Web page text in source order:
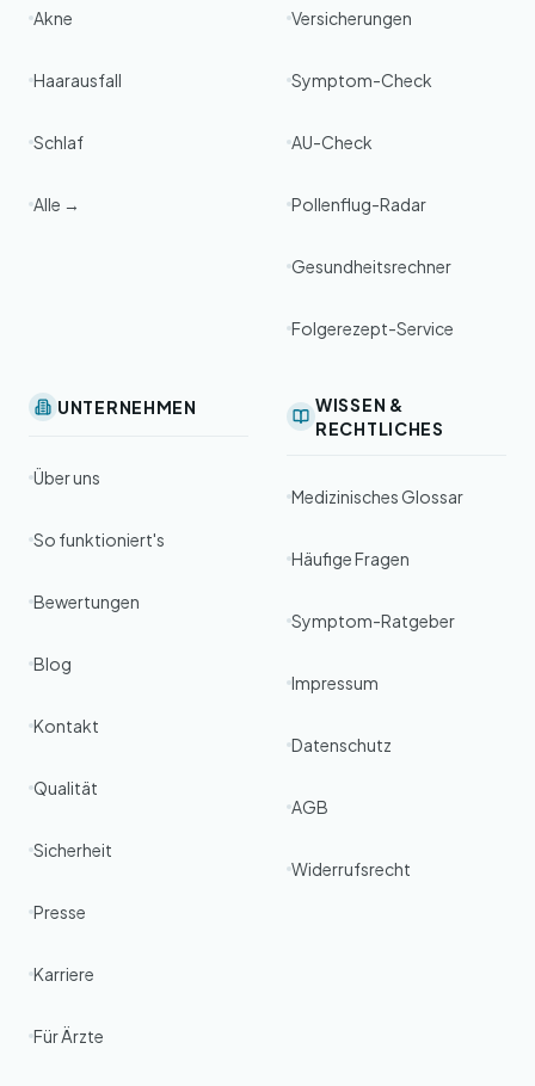
Akne
Haarausfall
Schlaf
Alle →
Versicherungen
Symptom-Check
AU-Check
Pollenflug-Radar
Gesundheitsrechner
Folgerezept-Service
UNTERNEHMEN
Über uns
So funktioniert's
Bewertungen
Blog
Kontakt
Qualität
Sicherheit
Presse
Karriere
Für Ärzte
WISSEN &
RECHTLICHES
Medizinisches Glossar
Häufige Fragen
Symptom-Ratgeber
Impressum
Datenschutz
AGB
Widerrufsrecht